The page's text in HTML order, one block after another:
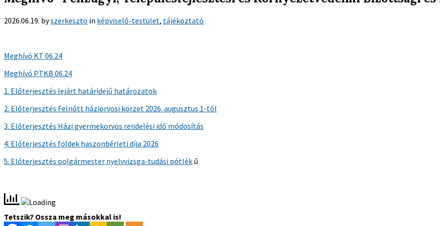
2026.06.19. byszerkeszto in képviselő-testület, tájékoztató
Meghívó KT 06.24
Meghívó PTKB 06.24
1. Előterjesztés lejárt határidejű határozatok
2. Előterjesztés Felnőtt háziorvosi körzet 2026. augusztus 1-től
3. Előterjesztés Házi gyermekorvos rendelési idő módosítás
4. Előterjesztés földek haszonbérleti díja 2026
5. Előterjesztés polgármester nyelvvizsga-tudási pótlék ű
Tetszik? Ossza meg másokkal is!